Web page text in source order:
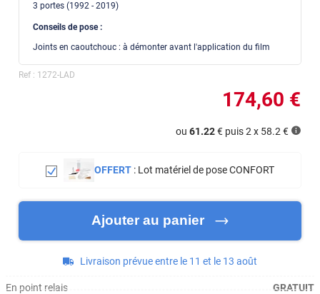
3 portes(1992 - 2019)
Conseils de pose :
Joints en caoutchouc : à démonter avant l'application du film
Ref : 1272-LAD
174,60 €
ou 61.22€ puis 2 x 58.2 €
OFFERT : Lot matériel de pose CONFORT
Ajouter au panier
Livraison prévue entre le 11 et le 13 août
En point relais
GRATUIT